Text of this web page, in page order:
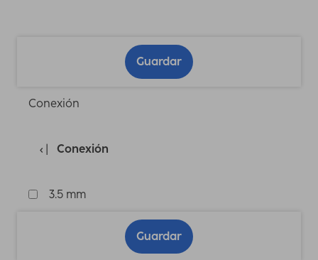
Guardar
Conexión
Conexión
3.5 mm
Guardar